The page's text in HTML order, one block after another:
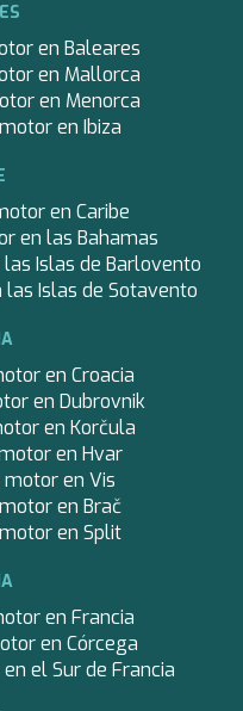
en Baleares
en Mallorca
en Menorca
en Ibiza
en Caribe
en las Bahamas
Islas de Barlovento
Islas de Sotavento
en Croacia
en Dubrovnik
en Korčula
en Hvar
en Vis
en Brač
en Split
en Francia
en Córcega
el Sur de Francia